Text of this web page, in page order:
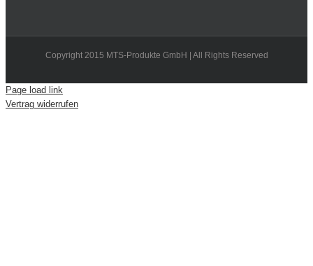
Copyright 2015 MTS-Produkte GmbH | All Rights Reserved
Page load link
Vertrag widerrufen